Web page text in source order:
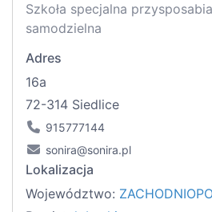
Szkoła specjalna
samodzielna
Adres
16a
72-314 Siedlice
915777144
sonira@sonira.pl
Lokalizacja
Województwo: